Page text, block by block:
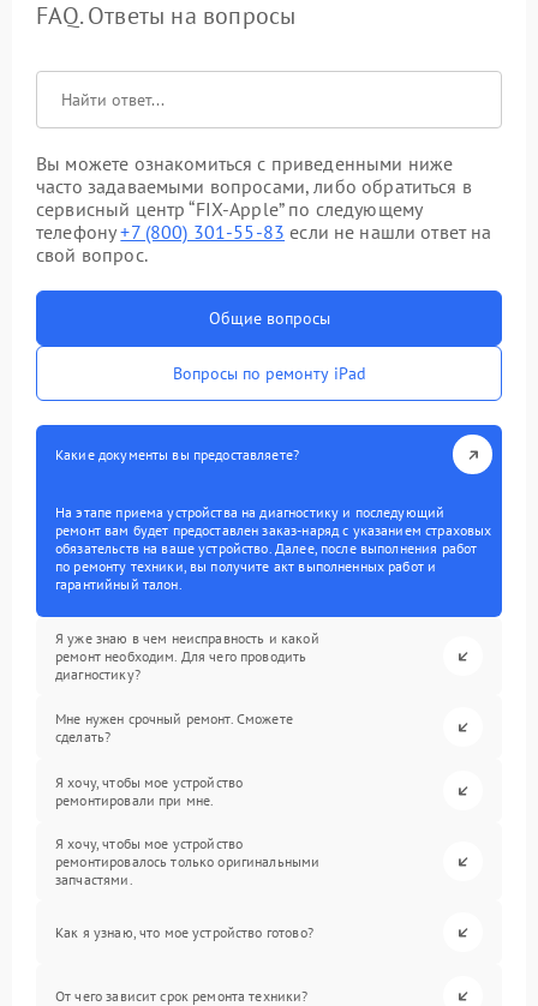
FAQ. Ответы на вопросы
Вы можете ознакомиться с приведенными ниже
часто задаваемыми вопросами, либо обратиться в
сервисный центр “FIX-Apple” по следующему
телефону+7 (800) 301-55-83 если не нашли ответ на
свой вопрос.
Общие вопросы
Вопросы по ремонту iPad
Какие документы вы предоставляете?
На этапе приема устройства на диагностику и последующий
ремонт вам будет предоставлен заказ-наряд с указанием страховых
обязательств на ваше устройство. Далее, после выполнения работ
по ремонту техники, вы получите акт выполненных работ и
гарантийный талон.
Я уже знаю в чем неисправность и какой
ремонт необходим. Для чего проводить
диагностику?
Мне нужен срочный ремонт. Сможете
сделать?
Я хочу, чтобы мое устройство
ремонтировали при мне.
Я хочу, чтобы мое устройство
ремонтировалось только оригинальными
запчастями.
Как я узнаю, что мое устройство готово?
От чего зависит срок ремонта техники?